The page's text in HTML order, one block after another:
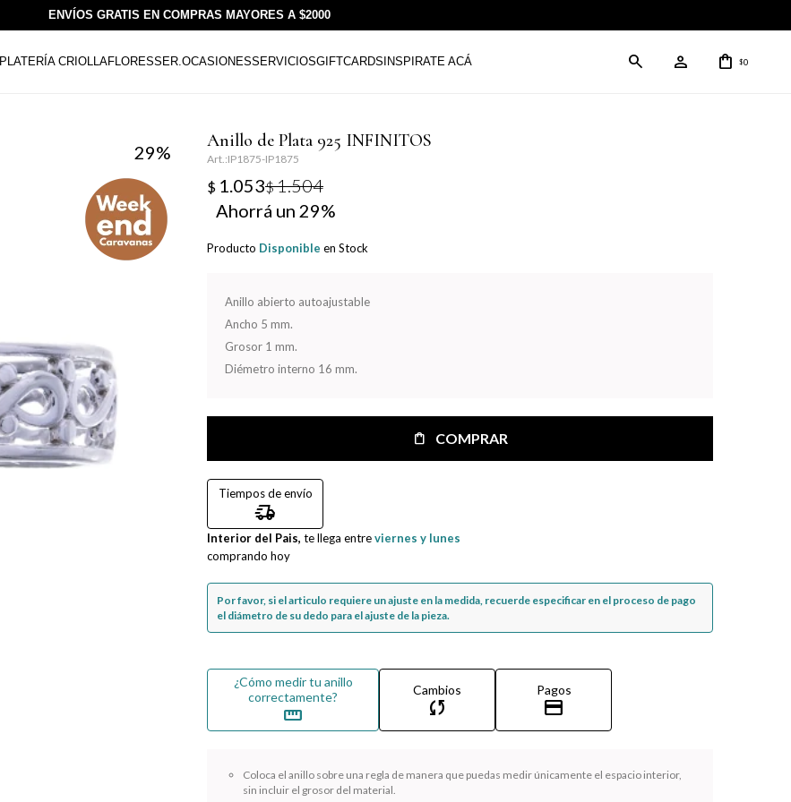
ENVÍOS GRATIS EN COMPRAS MAYORES A $2000
PLATERÍA CRIOLLAFLORESSER.OCASIONESSERVICIOSGIFTCARDS INSPIRATE ACÁ $0
29
Anillo de Plata 925 INFINITOS
IP1875-IP1875
$ 1.053$1.504
29
Producto Disponible en Stock
Anillo abierto autoajustable
Ancho 5 mm.
Grosor 1 mm.
Diémetro interno 16 mm.
COMPRAR
Tiempos de envío
delivery_truck_speed
Interior del Pais, te llega entreviernes y lunes
comprando hoy
Por favor, si el articulo requiere un ajuste en la medida, recuerde especificar en el proceso de pago
el diámetro de su dedo para el ajuste de la pieza.
¿Cómo medir tu anillo
correctamente?
straighten
Cambios
sync
Pagos
credit_card
Coloca el anillo sobre una regla de manera que puedas medir únicamente el espacio interior,
sin incluir el grosor del material.